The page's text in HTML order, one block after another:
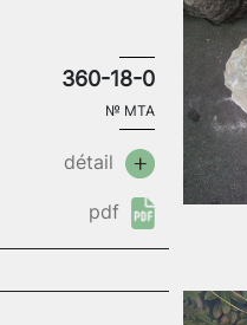
360-18-0
№ MTA
détail
pdf